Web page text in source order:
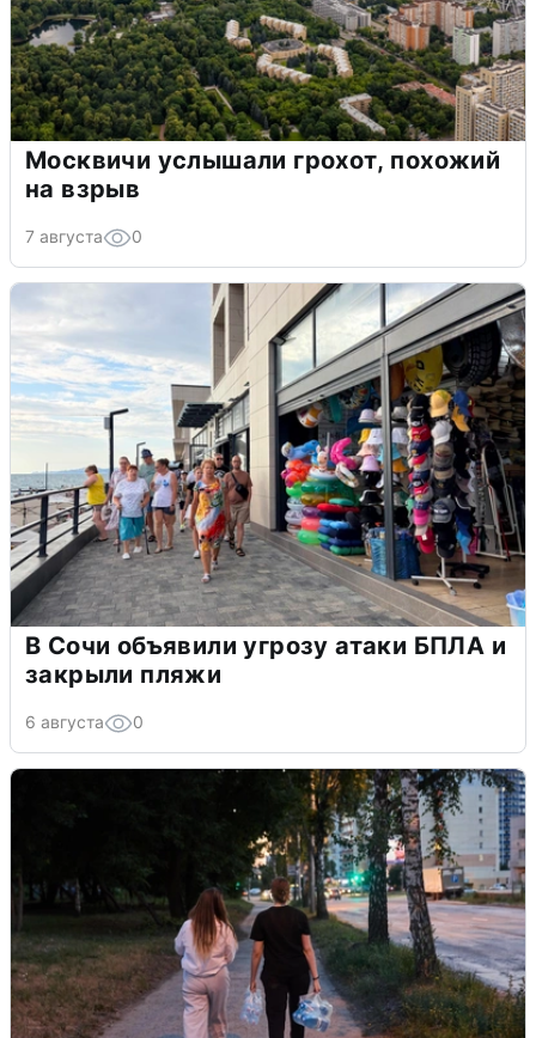
Москвичи услышали грохот, похожий
на взрыв
7 августа 0
В Сочи объявили угрозу атаки БПЛА и
закрыли пляжи
6 августа 0